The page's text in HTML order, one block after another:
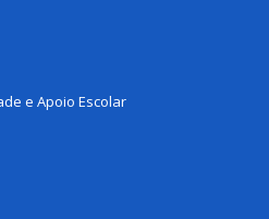
e Apoio Escolar